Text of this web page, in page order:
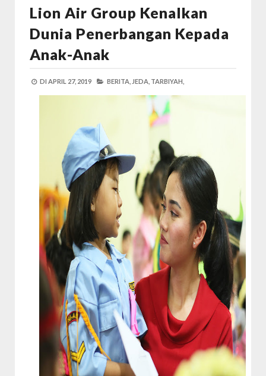
Lion Air Group Kenalkan
Dunia Penerbangan Kepada
Anak-Anak
DI APRIL 27, 2019 BERITA, JEDA, TARBIYAH,